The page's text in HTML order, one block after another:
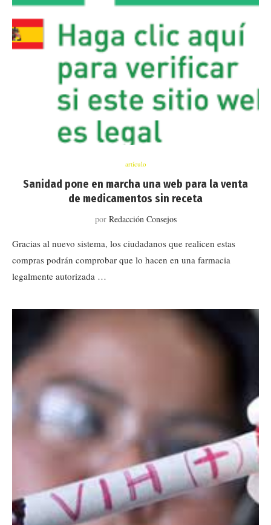
artículo
Sanidad pone en marcha una web para la venta
de medicamentos sin receta
por Redacción Consejos
Gracias al nuevo sistema, los ciudadanos que realicen estas
compras podrán comprobar que lo hacen en una farmacia
legalmente autorizada …